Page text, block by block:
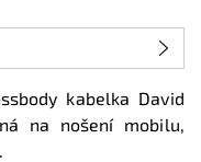
kabelka David
na nošení mobilu,